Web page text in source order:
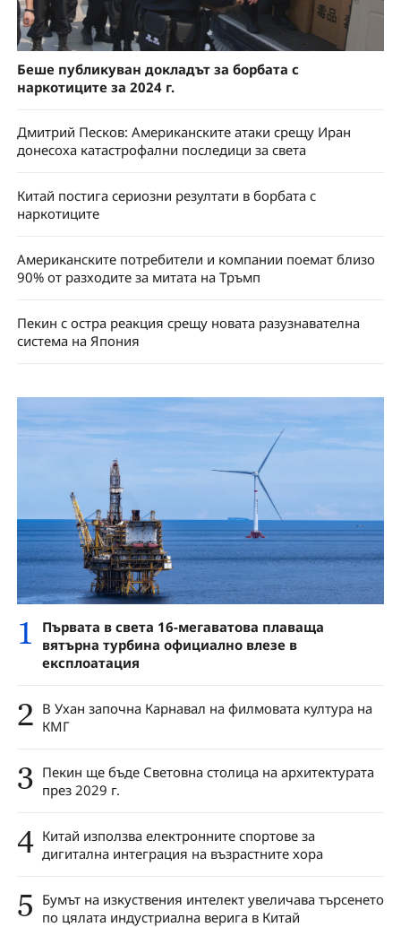
Беше публикуван докладът за борбата с
наркотиците за 2024 г.
Дмитрий Песков: Американските атаки срещу Иран
донесоха катастрофални последици за света
Китай постига сериозни резултати в борбата с
наркотиците
Американските потребители и компании поемат близо
90% от разходите за митата на Тръмп
Пекин с остра реакция срещу новата разузнавателна
система на Япония
1
Първата в света 16-мегаватова плаваща
вятърна турбина официално влезе в
експлоатация
2 В Ухан започна Карнавал на филмовата култура на
КМГ
3 Пекин ще бъде Световна столица на архитектурата
през 2029 г.
4 Китай използва електронните спортове за
дигитална интеграция на възрастните хора
5 Бумът на изкуствения интелект увеличава търсенето
по цялата индустриална верига в Китай